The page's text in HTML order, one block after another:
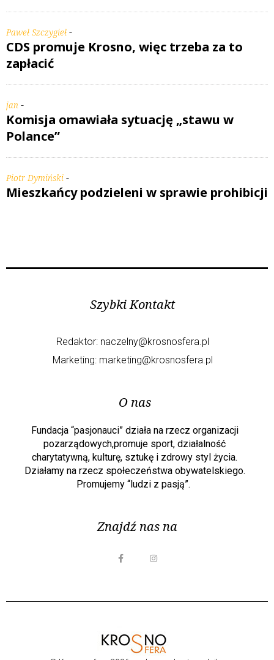
Paweł Szczygieł -
CDS promuje Krosno, więc trzeba za to
zapłacić
jan -
Komisja omawiała sytuację „stawu w
Polance”
Piotr Dymiński -
Mieszkańcy podzieleni w sprawie prohibicji
Szybki Kontakt
Redaktor: naczelny@krosnosfera.pl
Marketing: marketing@krosnosfera.pl
O nas
Fundacja “pasjonauci” działa na rzecz organizacji
pozarządowych,promuje sport, działalność
charytatywną, kulturę, sztukę i zdrowy styl życia.
Działamy na rzecz społeczeństwa obywatelskiego.
Promujemy “ludzi z pasją”.
Znajdź nas na